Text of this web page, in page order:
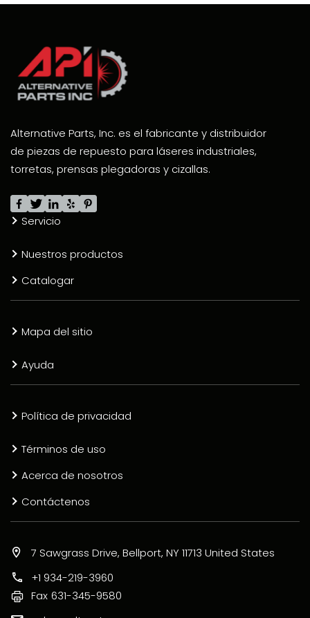
Alternative Parts, Inc. es el fabricante y distribuidor
de piezas de repuesto para láseres industriales,
torretas, prensas plegadoras y cizallas.
Servicio
Nuestros productos
Catalogar
Mapa del sitio
Ayuda
Política de privacidad
Términos de uso
Acerca de nosotros
Contáctenos
7 Sawgrass Drive, Bellport, NY 11713 United States
+1 934-219-3960
Fax 631-345-9580